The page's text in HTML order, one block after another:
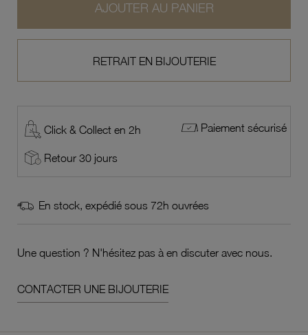
AJOUTER AU PANIER
RETRAIT EN BIJOUTERIE
Click & Collect en 2h Paiement sécurisé
Retour 30 jours
En stock, expédié sous 72h ouvrées
Une question ? N'hésitez pas à en discuter avec nous.
CONTACTER UNE BIJOUTERIE